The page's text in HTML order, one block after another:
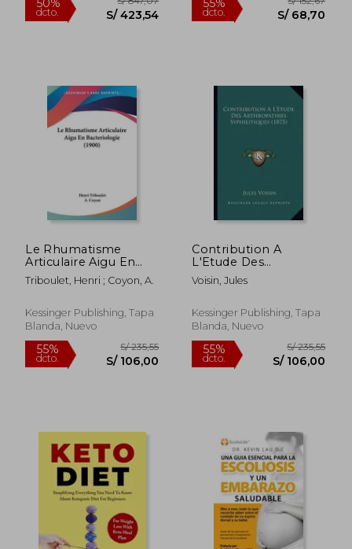
50%
dcto. S/ 423,54
55%
dcto.
Le Rhumatisme
Articulaire Aigu En
Bacteriologie (1900)
(en Francés)
Triboulet, Henri ; Coyon, A.
Kessinger Publishing, Tapa
Blanda, Nuevo
Contribution A
L'Etude Des
Arthropathies
Syphilitiques (1875)
Voisin, Jules
Kessinger Publishing, Tapa
Blanda, Nuevo